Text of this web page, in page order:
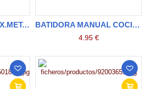
BATIDORA JATA INOX.MET.ELECTRONICA 1000W BT-166 BATIDORA MANUAL COCINA
4.95 €